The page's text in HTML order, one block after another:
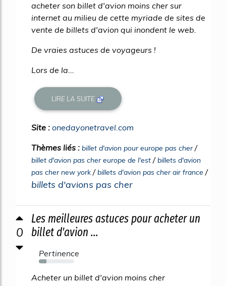
acheter son billet d'avion moins cher sur
internet au milieu de cette myriade de sites de
vente de billets d'avion qui inondent le web.
De vraies astuces de voyageurs !
Lors de la...
LIRE LA SUITE
Site : onedayonetravel.com
Thèmes liés : billet d'avion pour europe pas cher/
billet d'avion pas cher europe de l'est /billets d'avion
pas cher new york /billets d'avion pas cher air france /
billets d'avions pas cher
0
Les meilleures astuces pour acheter un
billet d'avion ...
Pertinence
22%
Acheter un billet d'avion moins cher